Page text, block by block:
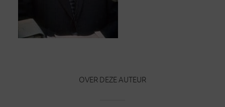
OVER DEZE AUTEUR